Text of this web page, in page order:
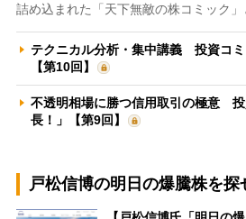
詰め込まれた「天下無敵の株コミック」
テクニカル分析・集中講義 投資コミ
【第10回】
不透明相場に勝つ信用取引の極意
長！」【第9回】
戸松信博の明日の爆騰株を探